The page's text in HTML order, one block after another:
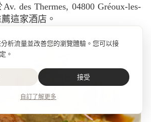
。
接受
自訂 了解更多
des Thermes, 04800 Gréoux-les-
這家酒店。